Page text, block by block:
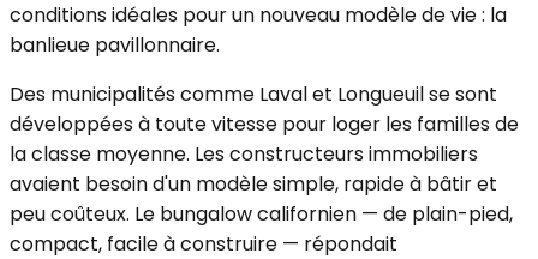
conditions idéales pour un nouveau modèle de vie : la
banlieue pavillonnaire.
Des municipalités comme Laval et Longueuil se sont
développées à toute vitesse pour loger les familles de
la classe moyenne. Les constructeurs immobiliers
avaient besoin d'un modèle simple, rapide à bâtir et
peu coûteux. Le bungalow californien — de plain-pied,
compact, facile à construire — répondait